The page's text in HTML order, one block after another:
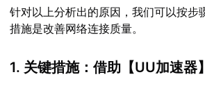
针对以上分析出的原因，我们可以按
措施是改善网络连接质量。
1. 关键措施：借助【UU加速器